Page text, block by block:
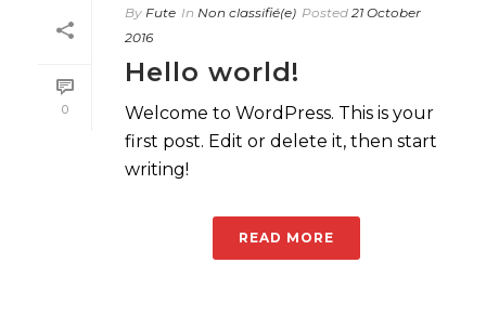
0
By Fute In Non classifié(e) Posted 21 October
2016
Hello world!
Welcome to WordPress. This is your
first post. Edit or delete it, then start
writing!
READ MORE